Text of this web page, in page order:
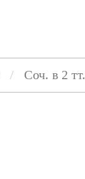
Соч. в 2 тт.